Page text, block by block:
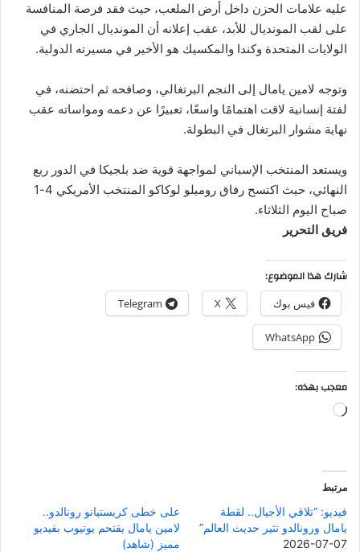
عليه علامات الحزن داخل أرض الملعب، حيث فقد فرصة المنافسة
على لقب المونديال للأبد، عقب إعلانه أن المونديال الجاري في
الولايات المتحدة وكندا والمكسيك هو الأخير في مسيرته الدولية.
وتوجه لامين يامال إلى النجم البرتغالي، وصافحه ثم احتضنه، في
لفتة إنسانية لاقت اهتمامًا واسعًا، تعبيرًا عن دعمه ومواساته عقب
نهاية مشوار البرتغال في البطولة.
ويستعد المنتخب الإسباني لمواجهة قوية ضد بلجيكا في الدور ربع
النهائي، حيث اكتسح رفاق روميلو لوكاكو المنتخب الأمريكي 4-1
صباح اليوم الثلاثاء.
فريق التحرير
شارك هذا الموضوع:
فيس بوك X
Telegram
WhatsApp
معجب بهذه:
جاري
مرتبط
فيديو: “تلاقي الأجيال.. لقطة
يامال ورونالدو تثير حديث العالم”
2026-07-07
على خطى كريستيانو رونالدو..
لامين يامال يقتحم يوتيوب بفيديو
مميز (شاهد)